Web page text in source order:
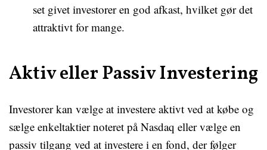
set givet investorer en god afkast, hvilket gør det
attraktivt for mange.
Aktiv eller Passiv Investering
Investorer kan vælge at investere aktivt ved at købe og
sælge enkeltaktier noteret på Nasdaq eller vælge en
passiv tilgang ved at investere i en fond, der følger